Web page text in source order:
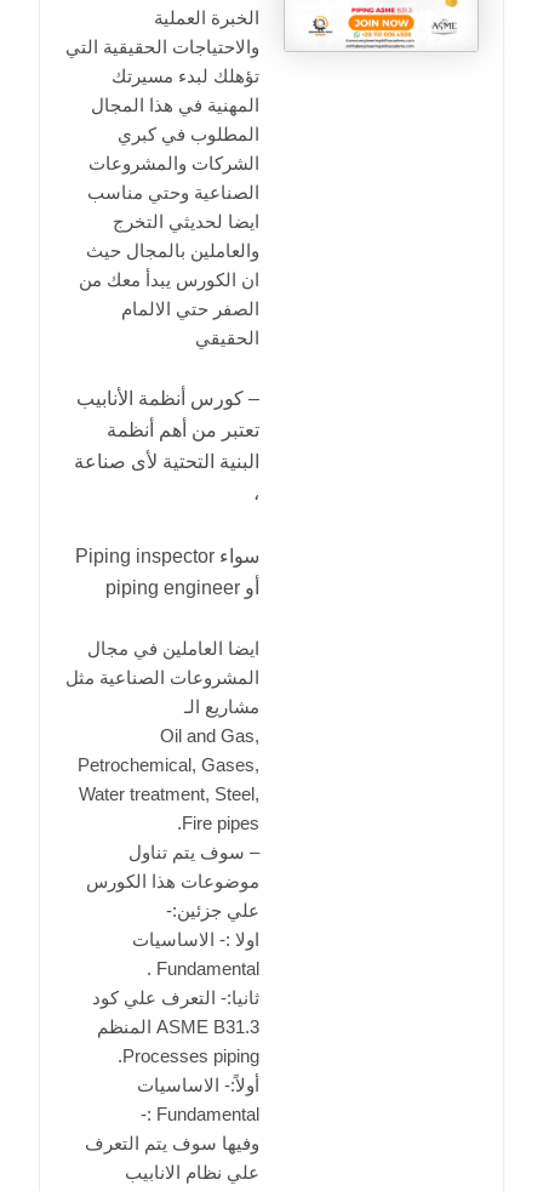
الخبرة العملية
والاحتياجات الحقيقية التي
تؤهلك لبدء مسيرتك
المهنية في هذا المجال
المطلوب في كبري
الشركات والمشروعات
الصناعية وحتي مناسب
ايضا لحديثي التخرج
والعاملين بالمجال حيث
ان الكورس يبدأ معك من
الصفر حتي الالمام
الحقيقي
– كورس أنظمة الأنابيب
تعتبر من أهم أنظمة
البنية التحتية لأى صناعة
،
سواء Piping inspector
أو piping engineer
ايضا العاملين في مجال
المشروعات الصناعية مثل
مشاريع الـ
Oil and Gas,
Petrochemical, Gases,
Water treatment, Steel,
Fire pipes.
– سوف يتم تناول
موضوعات هذا الكورس
علي جزئين:-
اولا :- الاساسيات
Fundamental .
ثانيا:- التعرف علي كود
ASME B31.3 المنظم
Processes piping.
أولاً:- الاساسيات
Fundamental :-
وفيها سوف يتم التعرف
علي نظام الانابيب